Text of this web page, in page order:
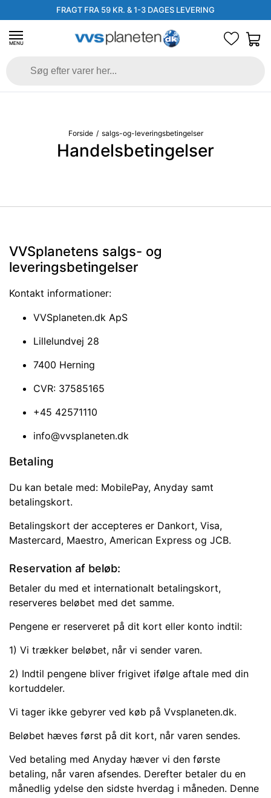
FRAGT FRA 59 KR. & 1-3 DAGES LEVERING
MENU
Forside / salgs-og-leveringsbetingelser
Handelsbetingelser
VVSplanetens salgs- og
leveringsbetingelser
Kontakt informationer:
VVSplaneten.dk ApS
Lillelundvej 28
7400 Herning
CVR: 37585165
+45 42571110
info@vvsplaneten.dk
Betaling
Du kan betale med: MobilePay, Anyday samt
betalingskort.
Betalingskort der accepteres er Dankort, Visa,
Mastercard, Maestro, American Express og JCB.
Reservation af beløb:
Betaler du med et internationalt betalingskort,
reserveres beløbet med det samme.
Pengene er reserveret på dit kort eller konto indtil:
1) Vi trækker beløbet, når vi sender varen.
2) Indtil pengene bliver frigivet ifølge aftale med din
kortuddeler.
Vi tager ikke gebyrer ved køb på Vvsplaneten.dk.
Beløbet hæves først på dit kort, når varen sendes.
Ved betaling med Anyday hæver vi den første
betaling, når varen afsendes. Derefter betaler du en
månedlig ydelse den sidste hverdag i måneden. Denne